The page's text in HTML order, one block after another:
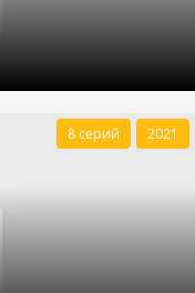
8 серий 2021